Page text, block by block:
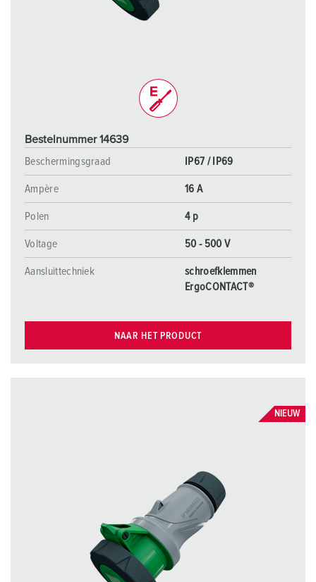
Bestelnummer 14639
Beschermingsgraad
IP67 / IP69
Ampère 16 A
Polen 4 p
Voltage 50 - 500 V
Aansluittechniek
schroefklemmen
ErgoCONTACT®
NAAR HET PRODUCT
NIEUW